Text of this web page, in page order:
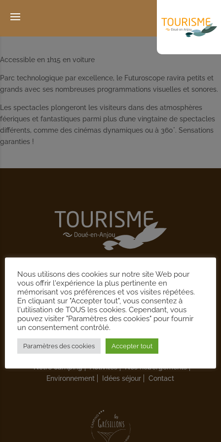
Accessible en 1h15 en voiture
Parc technologique par excellence, le Futuroscope ravira petits et
grands avec ses nombreuses programmations visuelles et sonores.
Les spectacles plongeront les visiteurs dans des atmosphères
féeriques et fantastiques parmi plus d’une vingtaine de spectacles
différents, comme des cinémas dynamiques ou à 360°. Sensations
garanties !
séjour
Notre camping Activités
Nos hébergements
Environnement
Idées séjour Contact
Nous utilisons des cookies sur notre site Web pour
vous offrir l'expérience la plus pertinente en
mémorisant vos préférences et vos visites répétées.
En cliquant sur "Accepter tout", vous consentez à
l'utilisation de TOUS les cookies. Cependant, vous
pouvez visiter "Paramètres des cookies" pour fournir
un consentement contrôlé.
Paramètres des cookies Accepter tout